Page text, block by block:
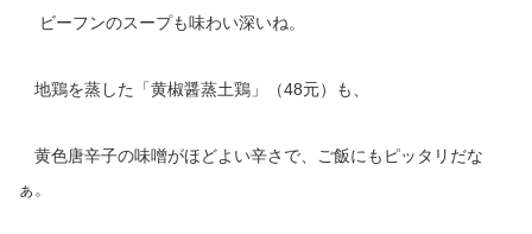
ビーフンのスープも味わい深いね。
地鶏を蒸した「黄椒醤蒸土鶏」（48元）も、
黄色唐辛子の味噌がほどよい辛さで、ご飯にもピッタリだな
ぁ。